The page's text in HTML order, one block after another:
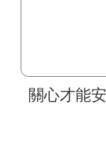
關心才能